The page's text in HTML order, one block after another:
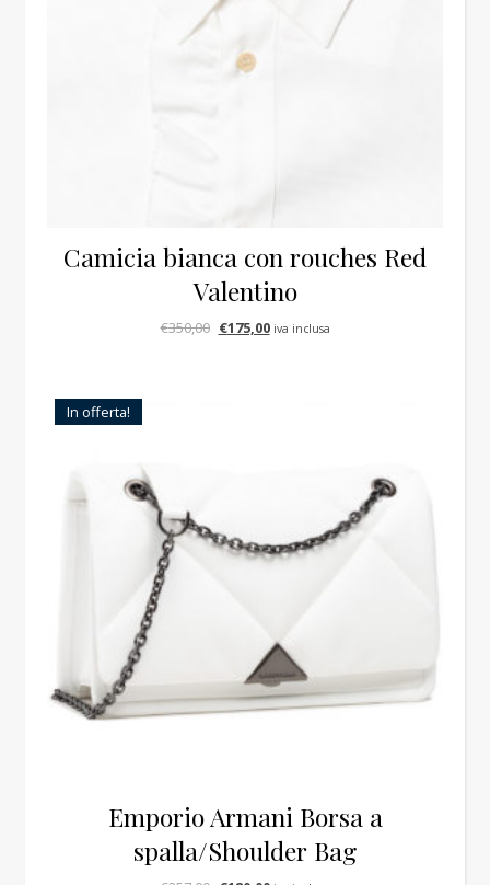
Camicia bianca con rouches Red
Valentino
€350,00 Il prezzo originale era: €350,00.
€175,00Il prezzo attuale è: €175,00.
iva inclusa
In offerta!
Emporio Armani Borsa a
spalla/Shoulder Bag